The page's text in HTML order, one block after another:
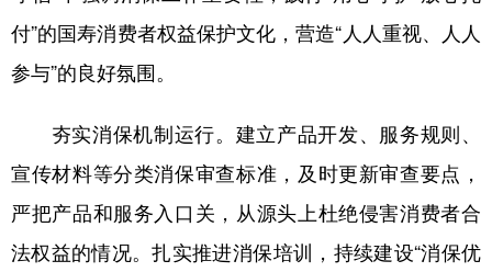
四川 贵州 云南 西藏
陕西
新疆 内蒙古 黑龙江
多语种频道
English Español Français عربى
付”的国寿消费者权益保护文化，营造“人人重视、人人
参与”的良好氛围。
夯实消保机制运行。建立产品开发、服务规则、
宣传材料等分类消保审查标准，及时更新审查要点，
严把产品和服务入口关，从源头上杜绝侵害消费者合
法权益的情况。扎实推进消保培训，持续建设“消保优